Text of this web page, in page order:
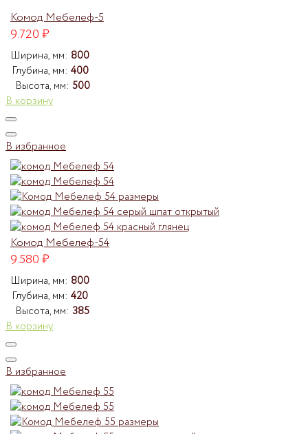
Комод Мебелеф-5
9.720₽
Ширина, мм: 800
Глубина, мм: 400
Высота, мм: 500
В корзину
В избранное
Комод Мебелеф-54
9.580₽
Ширина, мм: 800
Глубина, мм: 420
Высота, мм: 385
В корзину
В избранное